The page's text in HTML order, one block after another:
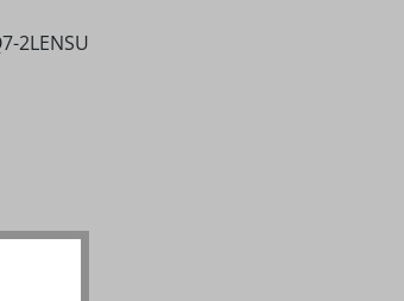
2LENSU